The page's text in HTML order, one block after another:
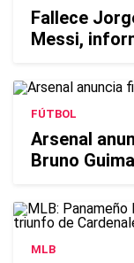
Fallece
Messi,
FÚTBOL
Arsenal
Bruno
MLB